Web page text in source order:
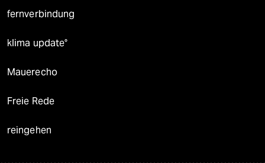
fernverbindung
klima update°
Mauerecho
Freie Rede
reingehen